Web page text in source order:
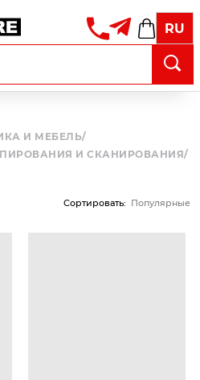
RU
И МЕБЕЛЬ/
И СКАНИРОВАНИЯ/
Сортировать: Популярные